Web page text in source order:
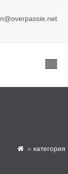
 » категория